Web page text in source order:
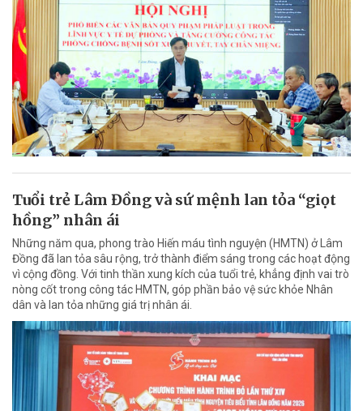
Tuổi trẻ Lâm Đồng và sứ mệnh lan tỏa “giọt
hồng” nhân ái
Những năm qua, phong trào Hiến máu tình nguyện (HMTN) ở Lâm
Đồng đã lan tỏa sâu rộng, trở thành điểm sáng trong các hoạt động
vì cộng đồng. Với tinh thần xung kích của tuổi trẻ, khẳng định vai trò
nòng cốt trong công tác HMTN, góp phần bảo vệ sức khỏe Nhân
dân và lan tỏa những giá trị nhân ái.